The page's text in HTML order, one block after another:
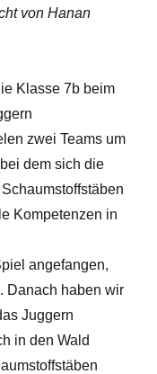
von Hanan
Klasse 7b beim
zwei Teams um
dem sich die
Kompetenzen in
angefangen,
Danach haben wir
Juggern
in den Wald